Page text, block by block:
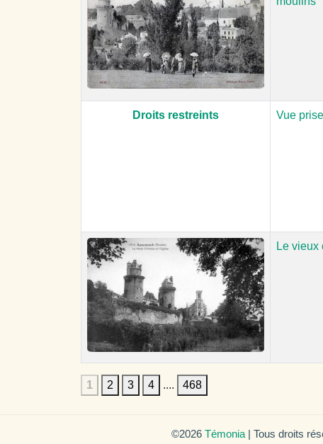
Droits restreints
Vue
Le vieux
1 2 3 4 .... 468
©2026 Témonia | Tous droits